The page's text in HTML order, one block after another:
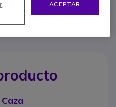
dB M=23 dB L=17 dB
F.A.Q Live Chat
ACEPTAR